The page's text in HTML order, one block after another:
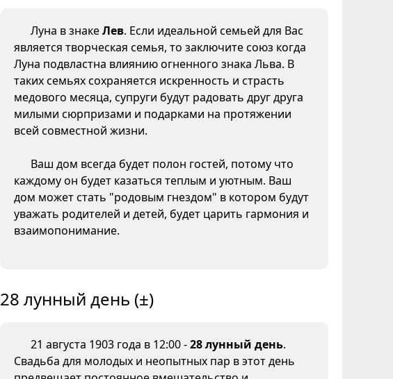
Луна в знакеЛев. Если идеальной семьей для Вас
является творческая семья, то заключите союз когда
Луна подвластна влиянию огненного знака Льва. В
таких семьях сохраняется искренность и страсть
медового месяца, супруги будут радовать друг друга
милыми сюрпризами и подарками на протяжении
всей совместной жизни.
Ваш дом всегда будет полон гостей, потому что
каждому он будет казаться теплым и уютным. Ваш
дом может стать "родовым гнездом" в котором будут
уважать родителей и детей, будет царить гармония и
взаимопонимание.
28 лунный день (±)
21 августа 1903 года в 12:00 -28 лунный день.
Свадьба для молодых и неопытных пар в этот день